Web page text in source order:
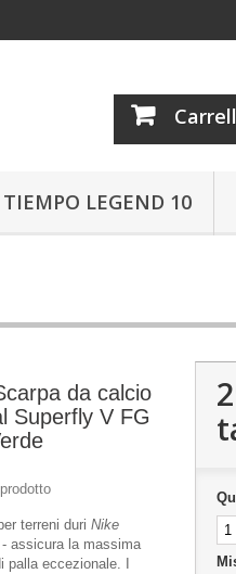
LEGEND 10
da calcio
Superfly V FG
terreni duri Nike
assicura la massima
eccezionale. I